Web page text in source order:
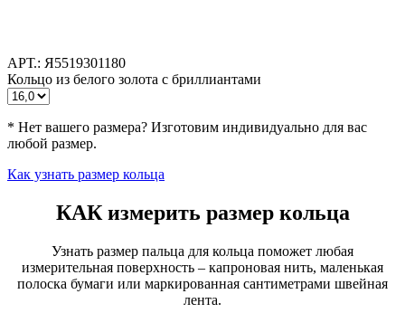
АРТ.: Я5519301180
Кольцо из белого золота с бриллиантами
* Нет вашего размера? Изготовим индивидуально для вас
любой размер.
Как узнать размер кольца
КАК измерить размер кольца
Узнать размер пальца для кольца поможет любая
измерительная поверхность – капроновая нить, маленькая
полоска бумаги или маркированная сантиметрами швейная
лента.